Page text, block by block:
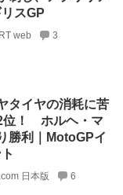
スGP
web 3
タイヤの消耗に苦
位！ ホルヘ・マ
勝利｜MotoGPイ
日本版 6